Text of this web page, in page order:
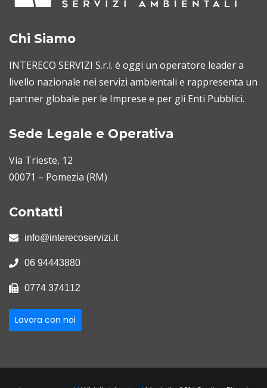
Chi Siamo
INTERECO SERVIZI S.r.l. è oggi un operatore leader a
livello nazionale nei servizi ambientali e rappresenta un
partner globale per le Imprese e per gli Enti Pubblici.
Sede Legale e Operativa
Via Trieste, 12
00071 – Pomezia (RM)
Contatti
info@interecoservizi.it
06 94443880
0774 374112
Lavora con noi